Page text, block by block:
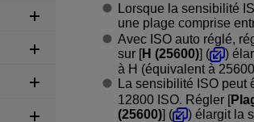
Lorsque la sensibilité
une plage comprise
Avec ISO auto réglé,
sur [H (25600)] (
)
à H (équivalent à
La sensibilité ISO peut
12800 ISO. Régler [
(25600)] (
) élargit la